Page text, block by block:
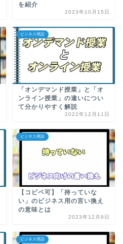
を紹介
2023年10月15日
ビジネス用語
「オンデマンド授業」と「オ
ンライン授業」の違いについ
て分かりやすく解説
2022年12月11日
ビジネス用語
【コピペ可】「持っていな
い」のビジネス用の言い換え
の意味とは
2023年12月9日
ビジネス用語